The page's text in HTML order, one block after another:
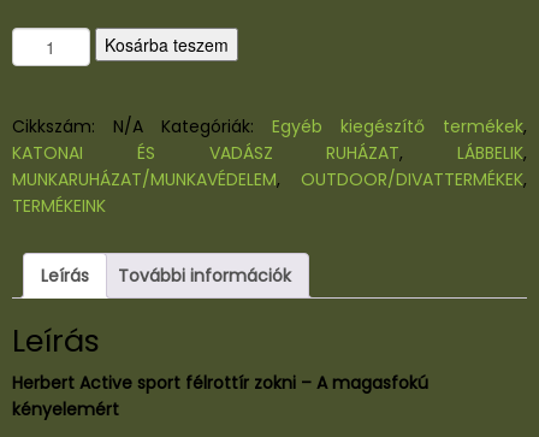
e
b
e
r
t
i
v
e
f
é
Kosárba teszem
Cikkszám: N/A Kategóriák: Egyéb kiegészítő termékek,
KATONAI ÉS VADÁSZ RUHÁZAT, LÁBBELIK,
MUNKARUHÁZAT/MUNKAVÉDELEM, OUTDOOR/DIVATTERMÉKEK,
TERMÉKEINK
Leírás További információk
Leírás
Herbert Active sport félrottír zokni – A magasfokú
kényelemért